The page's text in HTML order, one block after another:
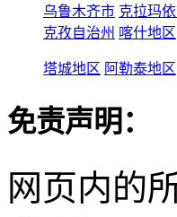
乌鲁木齐市 克拉玛
克孜自治州 喀什地区
塔城地区 阿勒泰地区
免责声明：
网页内的